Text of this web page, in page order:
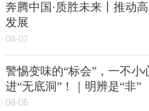
奔腾中国·质胜未来丨推动
发展
08-07
警惕变味的“标会”，一不小
进“无底洞”！｜明辨是“非”
08-06